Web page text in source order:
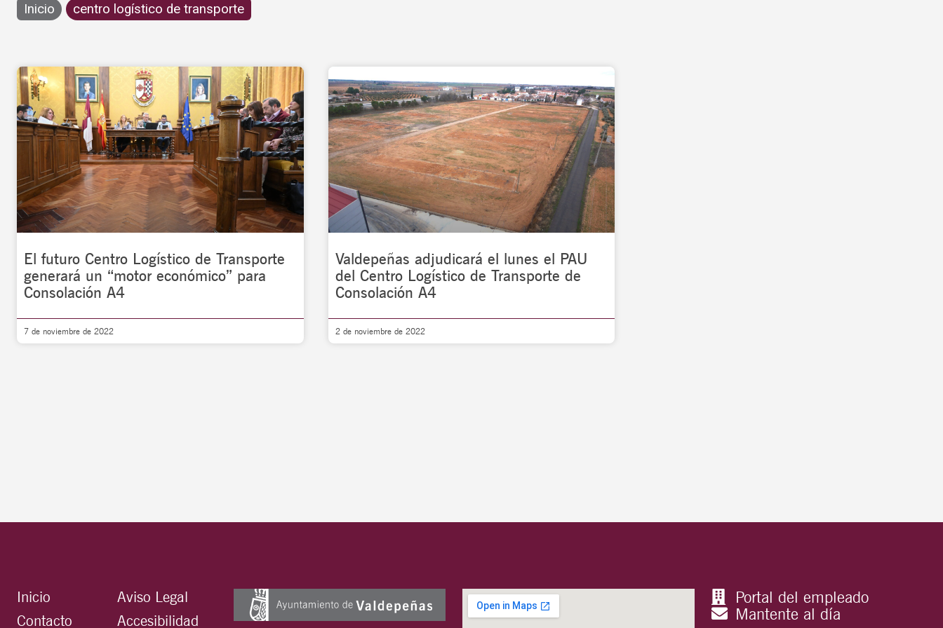
Inicio centro logístico de transporte
El futuro Centro Logístico de Transporte
generará un “motor económico” para
Consolación A4
7 de noviembre de 2022
Valdepeñas adjudicará el lunes el PAU
del Centro Logístico de Transporte de
Consolación A4
2 de noviembre de 2022
Inicio
Contacto
Aviso Legal
Accesibilidad
Portal del empleado
Mantente al día